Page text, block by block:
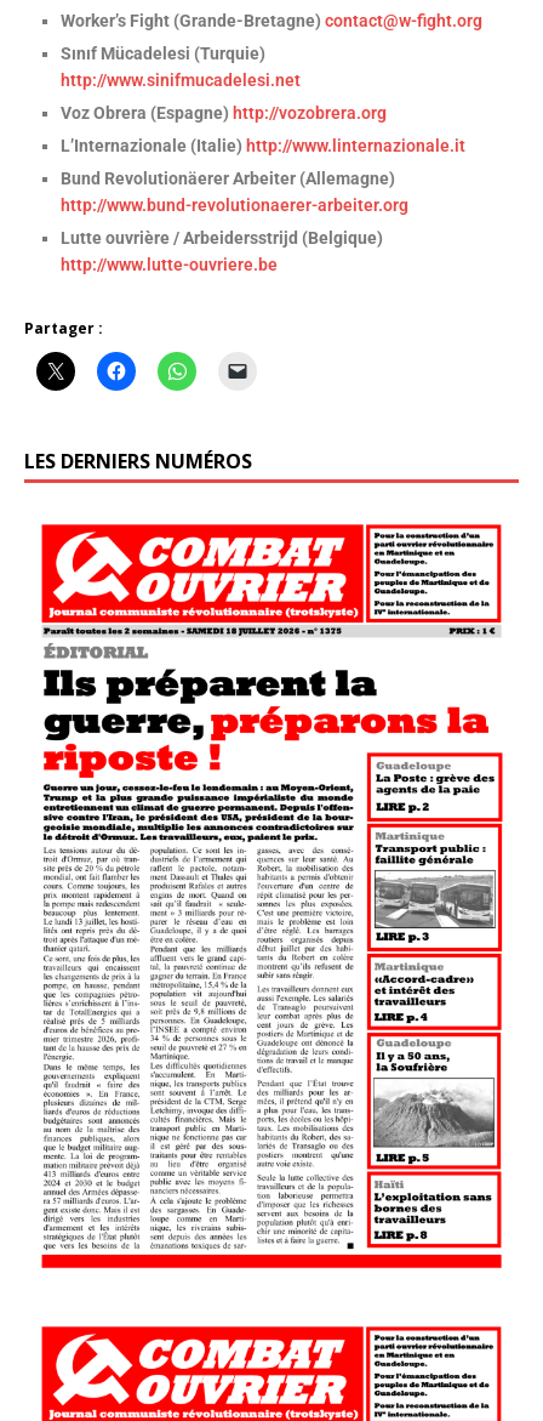
Worker’s Fight (Grande-Bretagne) contact@w-fight.org
Sınıf Mücadelesi (Turquie)
http://www.sinifmucadelesi.net
Voz Obrera (Espagne) http://vozobrera.org
L’Internazionale (Italie) http://www.linternazionale.it
Bund Revolutionäerer Arbeiter (Allemagne)
http://www.bund-revolutionaerer-arbeiter.org
Lutte ouvrière / Arbeidersstrijd (Belgique)
http://www.lutte-ouvriere.be
Partager :
LES DERNIERS NUMÉROS